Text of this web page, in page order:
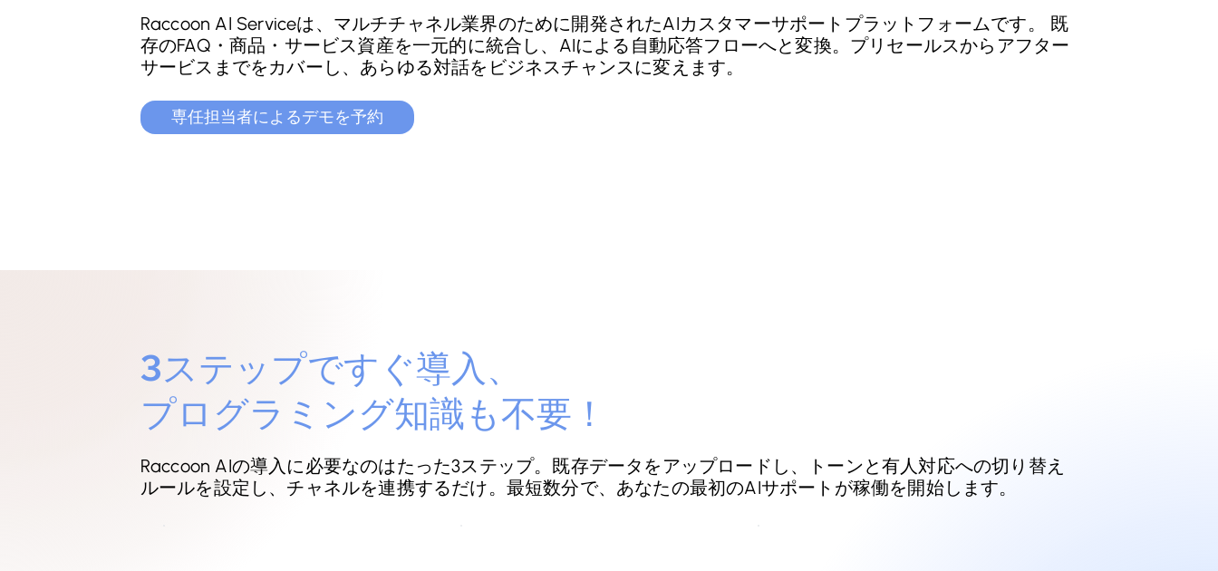
専任担当者によるデモを予約
Raccoon AI Serviceは、マルチチャネル業界のために開発されたAIカスタマーサポートプラットフォームです。 既
存のFAQ・商品・サービス資産を一元的に統合し、AIによる自動応答フローへと変換。プリセールスからアフター
サービスまでをカバーし、あらゆる対話をビジネスチャンスに変えます。
3ステップですぐ導入、
プログラミング知識も不要！
Raccoon AIの導入に必要なのはたった3ステップ。既存データをアップロードし、トーンと有人対応への切り替え
ルールを設定し、チャネルを連携するだけ。最短数分で、あなたの最初のAIサポートが稼働を開始します。